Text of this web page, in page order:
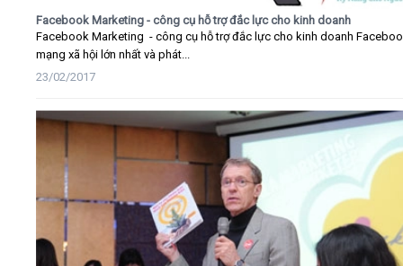
Facebook Marketing - công cụ hỗ trợ đắc lực cho kinh doanh
Facebook Marketing - công cụ hỗ trợ đắc lực cho kinh doanh
mạng xã hội lớn nhất và phát...
23/02/2017